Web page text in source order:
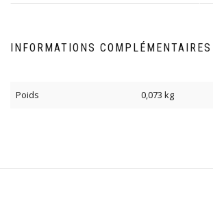
INFORMATIONS COMPLÉMENTAIRES
Poids 0,073 kg